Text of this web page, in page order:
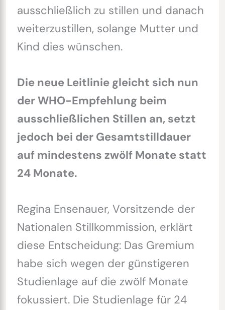
ausschließlich zu stillen und danach
weiterzustillen, solange Mutter und
Kind dies wünschen.
Die neue Leitlinie gleicht sich nun
der WHO-Empfehlung beim
ausschließlichen Stillen an, setzt
jedoch bei der Gesamtstilldauer
auf mindestens zwölf Monate statt
24 Monate.
Regina Ensenauer, Vorsitzende der
Nationalen Stillkommission, erklärt
diese Entscheidung: Das Gremium
habe sich wegen der günstigeren
Studienlage auf die zwölf Monate
fokussiert. Die Studienlage für 24